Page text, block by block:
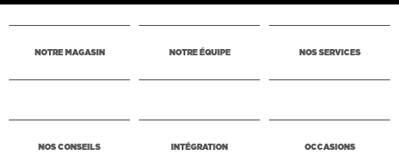
NOTRE MAGASIN NOTRE ÉQUIPE NOS SERVICES
NOS CONSEILS INTÉGRATION OCCASIONS